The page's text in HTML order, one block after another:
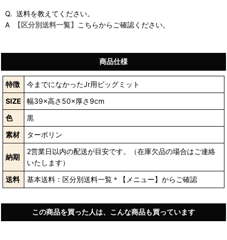
Q. 送料を教えてください。
A
【区分別送料一覧】 こちらからご確認ください。
商品仕様
特徴
今までになかったJr用ビッグミット
SIZE
幅39×高さ50×厚さ9cm
色
黒
素材
ターポリン
納期
2営業日以内の配送が目安です。（在庫欠品の場合はご連絡
いたします）
送料
基本送料：区分別送料一覧＊【メニュー】からご確認
この商品を買った人は、こんな商品も買っています